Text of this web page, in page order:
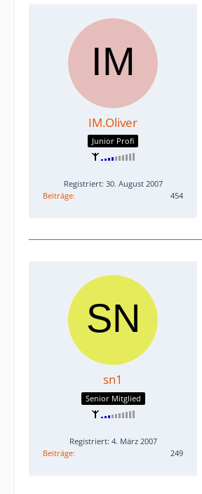
IM.Oliver
Junior Profi
Registriert: 30. August 2007
Beiträge
454
sn1
Senior Mitglied
Registriert: 4. März 2007
Beiträge
249